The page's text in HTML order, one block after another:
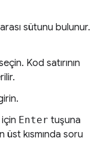
sütunu bulunur.
Kod satırının
Enter tuşuna
üst kısmında soru